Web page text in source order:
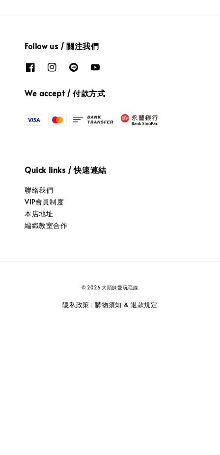
Follow us / 關注我們
We accept / 付款方式
Quick links / 快速連結
聯絡我們
VIP會員制度
本店地址
編織教室合作
© 2026 大頭妹愛玩毛線
隱私政策 | 購物須知 & 退款規定